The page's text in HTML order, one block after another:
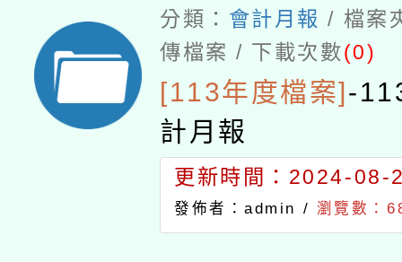
分類： 會計月報 / 檔案
傳檔案 / 下載次數(0)
[113年度檔案]-
計月報
更新時間：2024-08-
發佈者：admin / 瀏覽數：